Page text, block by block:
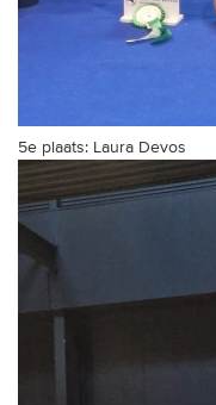
5e plaats: Laura Devos